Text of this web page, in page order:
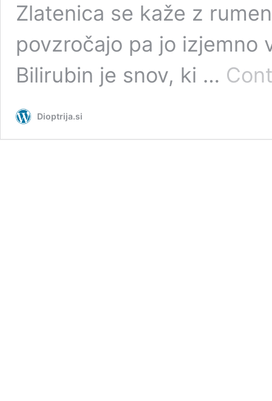
Zlatenica se kaže z
povzročajo pa jo izjemno
Bilirubin je snov, ki …
Dioptrija.si